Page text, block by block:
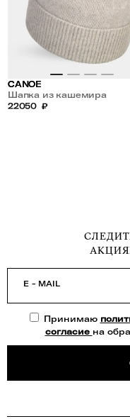
CANOE
Шапка из кашемира
22050 ₽
E - MAIL
Принимаю
согласие на